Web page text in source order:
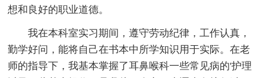
想和良好的职业道德。
我在本科室实习期间，遵守劳动纪律，工作认真，
勤学好问，能将自己在书本中所学知识用于实际。在老
师的指导下，我基本掌握了耳鼻喉科一些常见病的'护理